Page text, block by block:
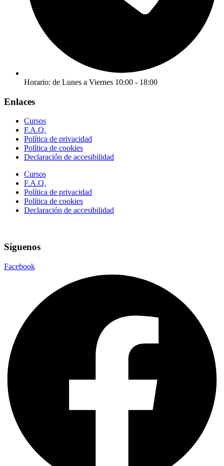
Horario: de Lunes a Viernes 10:00 - 18:00
Enlaces
Cursos
F.A.Q.
Política de privacidad
Política de cookies
Declaración de accesibilidad
Cursos
F.A.Q.
Política de privacidad
Política de cookies
Declaración de accesibilidad
Síguenos
Facebook